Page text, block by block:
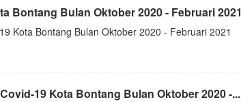
Bontang Bulan Oktober 2020 - Februari 2021
Kota Bontang Bulan Oktober 2020 - Februari 2021
19 Kota Bontang Bulan Oktober 2020 -...